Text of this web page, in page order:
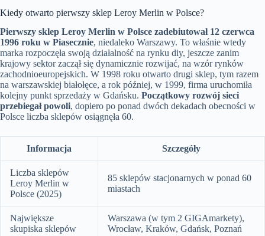
Kiedy otwarto pierwszy sklep Leroy Merlin w Polsce?
Pierwszy sklep Leroy Merlin w Polsce zadebiutował 12 czerwca
1996 roku w Piasecznie, niedaleko Warszawy. To właśnie wtedy
marka rozpoczęła swoją działalność na rynku diy, jeszcze zanim
krajowy sektor zaczął się dynamicznie rozwijać, na wzór rynków
zachodnioeuropejskich. W 1998 roku otwarto drugi sklep, tym razem
na warszawskiej białołęce, a rok później, w 1999, firma uruchomiła
kolejny punkt sprzedaży w Gdańsku. Początkowy rozwój sieci
przebiegał powoli, dopiero po ponad dwóch dekadach obecności w
Polsce liczba sklepów osiągnęła 60.
Informacja Szczegóły
Liczba sklepów
Leroy Merlin w
Polsce (2025)
85 sklepów stacjonarnych w ponad 60
miastach
Największe
skupiska sklepów
Warszawa (w tym 2 GIGAmarkety),
Wrocław, Kraków, Gdańsk, Poznań